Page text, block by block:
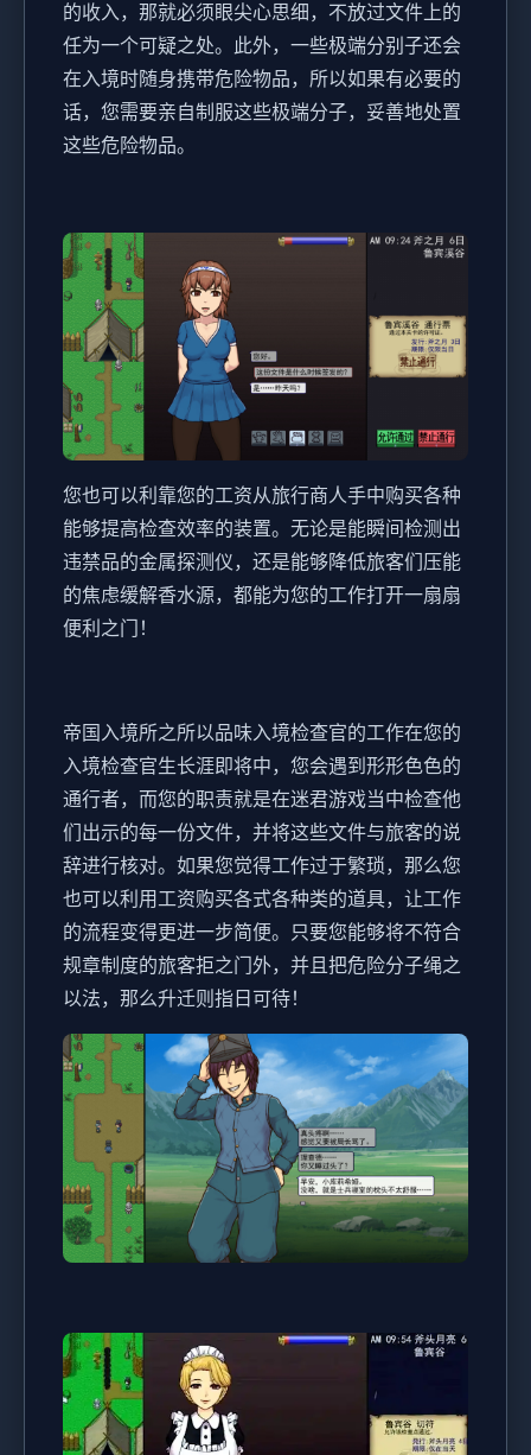
的收入，那就必须眼尖心思细，不放过文件上的
任为一个可疑之处。此外，一些极端分别子还会
在入境时随身携带危险物品，所以如果有必要的
话，您需要亲自制服这些极端分子，妥善地处置
这些危险物品。
您也可以利靠您的工资从旅行商人手中购买各种
能够提高检查效率的装置。无论是能瞬间检测出
违禁品的金属探测仪，还是能够降低旅客们压能
的焦虑缓解香水源，都能为您的工作打开一扇扇
便利之门！
帝国入境所之所以品味入境检查官的工作在您的
入境检查官生长涯即将中，您会遇到形形色色的
通行者，而您的职责就是在迷君游戏当中检查他
们出示的每一份文件，并将这些文件与旅客的说
辞进行核对。如果您觉得工作过于繁琐，那么您
也可以利用工资购买各式各种类的道具，让工作
的流程变得更进一步简便。只要您能够将不符合
规章制度的旅客拒之门外，并且把危险分子绳之
以法，那么升迁则指日可待！